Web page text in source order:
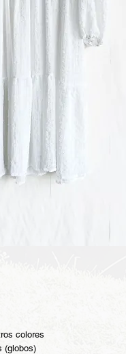
colores
(globos)